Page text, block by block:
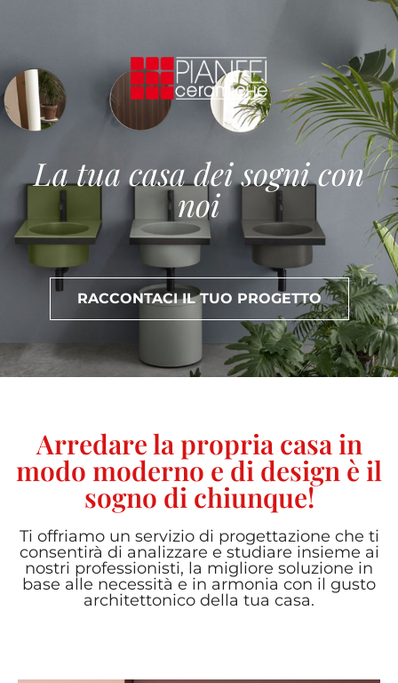
La tua casa dei sogni con
noi
RACCONTACI IL TUO PROGETTO
Arredare la propria casa in
modo moderno e di design è il
sogno di chiunque!
Ti offriamo un servizio di progettazione che ti
consentirà di analizzare e studiare insieme ai
nostri professionisti, la migliore soluzione in
base alle necessità e in armonia con il gusto
architettonico della tua casa.